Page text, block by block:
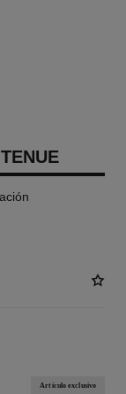
Artículo exclusivo